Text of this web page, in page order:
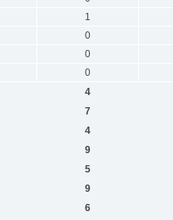
1
0
0
0
4
7
4
9
5
9
6